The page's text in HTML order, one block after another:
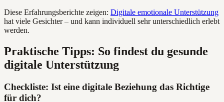
Diese Erfahrungsberichte zeigen: Digitale emotionale Unterstützung
hat viele Gesichter – und kann individuell sehr unterschiedlich erlebt
werden.
Praktische Tipps: So findest du gesunde
digitale Unterstützung
Checkliste: Ist eine digitale Beziehung das Richtige
für dich?